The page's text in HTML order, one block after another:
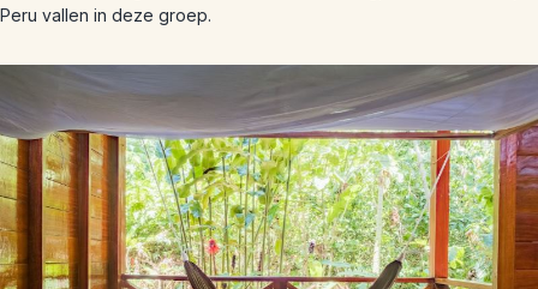
Peru vallen in deze groep.